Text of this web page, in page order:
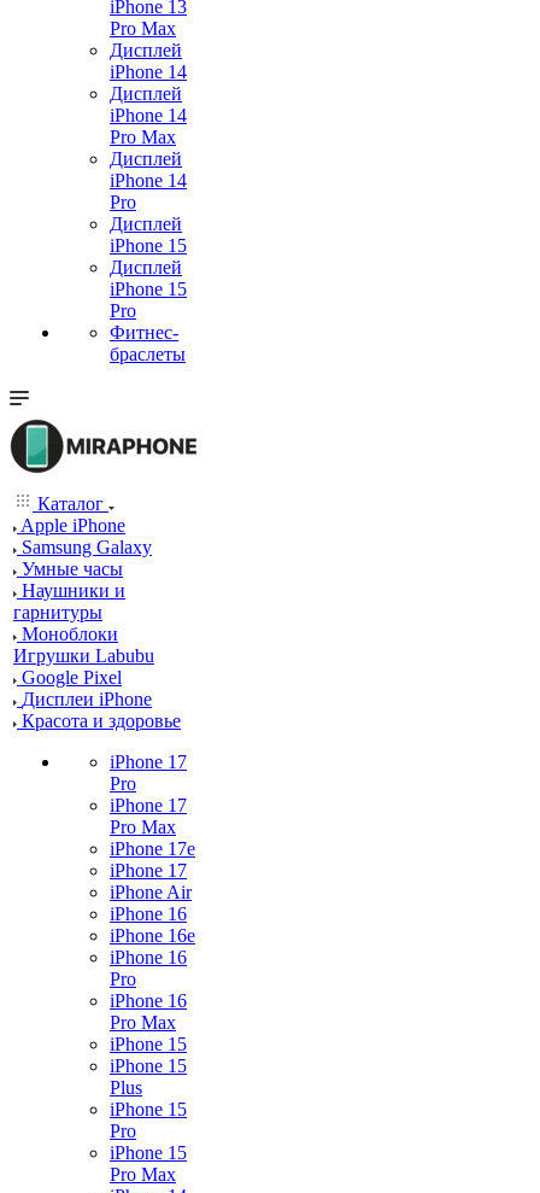
iPhone 13
Pro Max
Дисплей
iPhone 14
Дисплей
iPhone 14
Pro Max
Дисплей
iPhone 14
Pro
Дисплей
iPhone 15
Дисплей
iPhone 15
Pro
Фитнес-
браслеты
Каталог
Apple iPhone
Samsung Galaxy
Умные часы
Наушники и
гарнитуры
Моноблоки
Игрушки Labubu
Google Pixel
Дисплеи iPhone
Красота и здоровье
iPhone 17
Pro
iPhone 17
Pro Max
iPhone 17e
iPhone 17
iPhone Air
iPhone 16
iPhone 16e
iPhone 16
Pro
iPhone 16
Pro Max
iPhone 15
iPhone 15
Plus
iPhone 15
Pro
iPhone 15
Pro Max